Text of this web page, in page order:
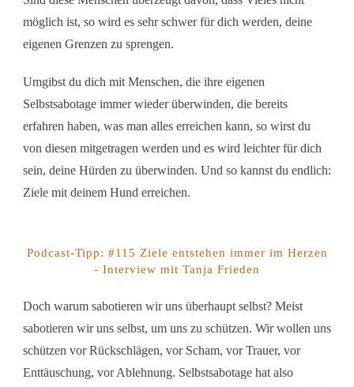
möglich ist, so wird es sehr schwer für dich werden, deine
eigenen Grenzen zu sprengen.
Umgibst du dich mit Menschen, die ihre eigenen
Selbstsabotage immer wieder überwinden, die bereits
erfahren haben, was man alles erreichen kann, so wirst du
von diesen mitgetragen werden und es wird leichter für dich
sein, deine Hürden zu überwinden. Und so kannst du endlich:
Ziele mit deinem Hund erreichen.
Podcast-Tipp: #115 Ziele entstehen immer im Herzen
- Interview mit Tanja Frieden
Doch warum sabotieren wir uns überhaupt selbst? Meist
sabotieren wir uns selbst, um uns zu schützen. Wir wollen uns
schützen vor Rückschlägen, vor Scham, vor Trauer, vor
Enttäuschung, vor Ablehnung. Selbstsabotage hat also